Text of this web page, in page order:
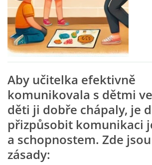
VZDĚLÁVACÍ BLOK ZÁŘÍ
VZDĚLÁVACÍ BLOK ŘÍJEN
VZDĚLÁVACÍ BLOK LISTOPAD
VZDĚLÁVACÍ BLOK PROSINEC
VZDĚLÁVACÍ BLOK LEDEN
Aby učitelka efektivně
komunikovala s dětmi
děti ji dobře chápaly, je
přizpůsobit komunikaci
a schopnostem. Zde
zásady: